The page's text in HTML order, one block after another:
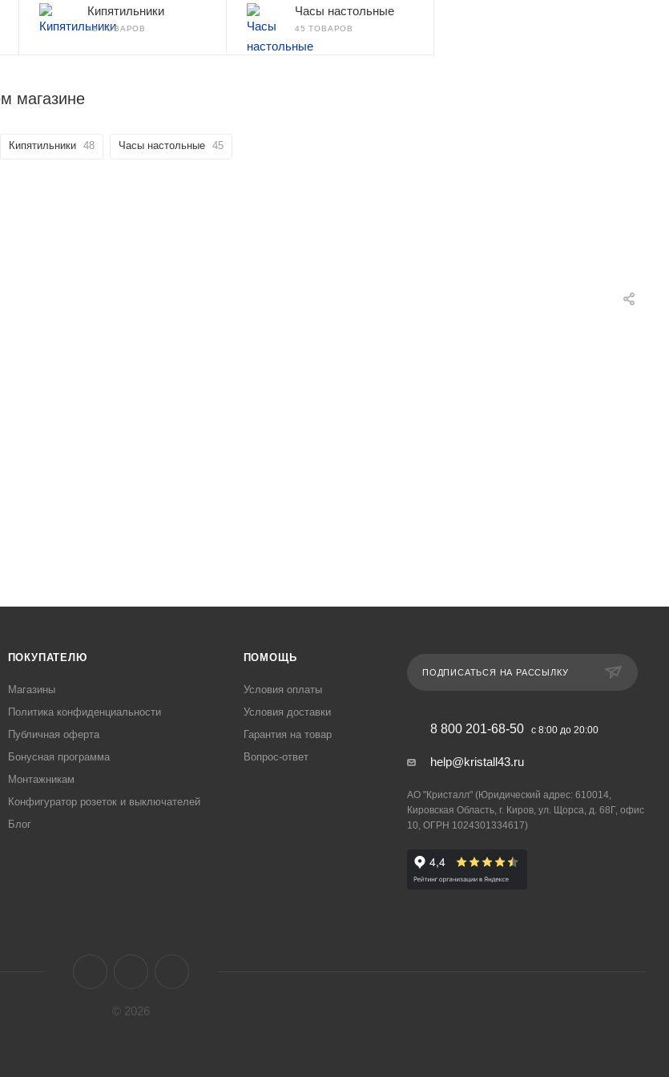
Кипятильники
48 ТОВАРОВ
Часы настольные
45 ТОВАРОВ
магазине
Кипятильники 48 Часы настольные 45
ПОКУПАТЕЛЮ
Магазины
Политика конфиденциальности
Публичная оферта
Бонусная программа
Монтажникам
Конфигуратор розеток и выключателей
Блог
ПОМОЩЬ
Условия оплаты
Условия доставки
Гарантия на товар
Вопрос-ответ
ПОДПИСАТЬСЯ НА РАССЫЛКУ
8 800 201-68-50 с 8:00 до 20:00
help@kristall43.ru
АО "Кристалл" (Юридический адрес: 610014,
Кировская Область, г. Киров, ул. Щорса, д. 68Г, офис
10, ОГРН 1024301334617)
© 2026